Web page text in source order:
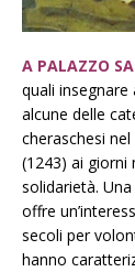
A PALAZZO
quali
alcune delle
cheraschesi
(1243) ai giorni
solidarietà.
offre
secoli per
hanno